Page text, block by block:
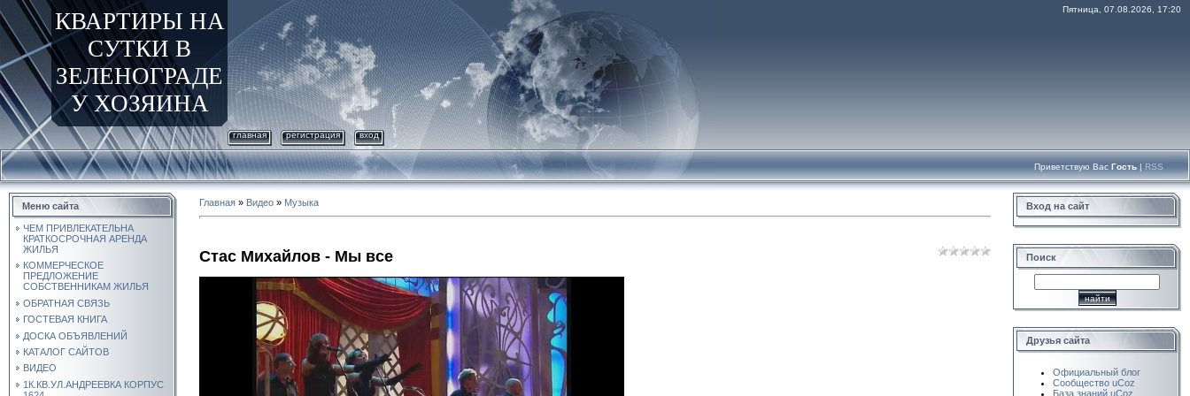
КВАРТИРЫ НА
СУТКИ В
ЗЕЛЕНОГРАДЕ
У ХОЗЯИНА
Пятница, 07.08.2026, 17:20
главная регистрация вход
Приветствую Вас Гость | RSS
Меню сайта
ЧЕМ ПРИВЛЕКАТЕЛЬНА
КРАТКОСРОЧНАЯ АРЕНДА
ЖИЛЬЯ
КОММЕРЧЕСКОЕ
ПРЕДЛОЖЕНИЕ
СОБСТВЕННИКАМ ЖИЛЬЯ
ОБРАТНАЯ СВЯЗЬ
ГОСТЕВАЯ КНИГА
ДОСКА ОБЪЯВЛЕНИЙ
КАТАЛОГ САЙТОВ
ВИДЕО
1К.КВ.УЛ.АНДРЕЕВКА КОРПУС
Главная » Видео » Музыка
Стас Михайлов - Мы все
Вход на сайт
Поиск
Друзья сайта
Официальный блог
Сообщество uCoz
База знаний uCoz